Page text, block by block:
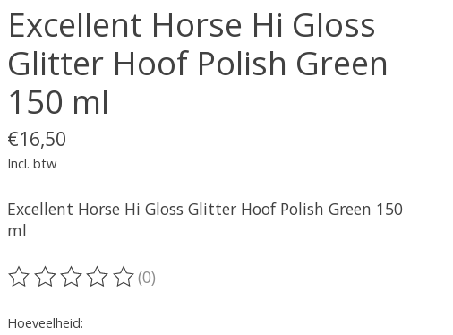
Excellent Horse Hi Gloss
Glitter Hoof Polish Green
150 ml
€16,50
Incl. btw
Excellent Horse Hi Gloss Glitter Hoof Polish Green 150
ml
De beoordeling van dit product is
(0)
Hoeveelheid: